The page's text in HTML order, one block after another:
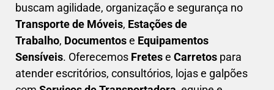
buscam agilidade, organização e segurança no
Transporte de Móveis, Estações de
Trabalho, Documentose Equipamentos
Sensíveis. Oferecemos Fretese Carretos para
atender escritórios, consultórios, lojas e galpões